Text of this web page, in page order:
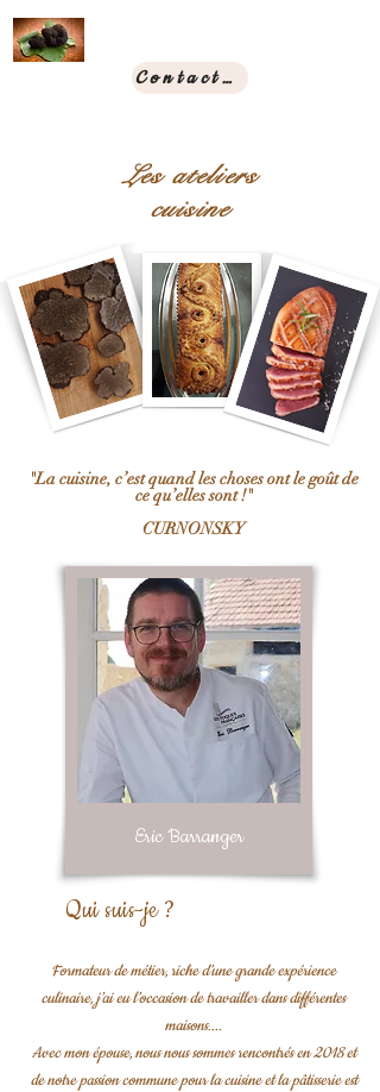
Contact & Réservation
Les ateliers
cuisine
"La cuisine, c’est quand les choses ont le goût de
ce qu’elles sont !"
CURNONSKY
Eric Barranger
Qui suis-je ?
Formateur de métier, riche d’une grande expérience
culinaire, j’ai eu l’occasion de travailler dans différentes
maisons....
Avec mon épouse, nous nous sommes rencontrés en 2018 et
de notre passion commune pour la cuisine et la pâtisserie est